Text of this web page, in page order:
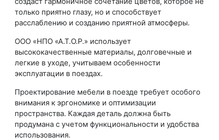
только приятно глазу, но и способствует
расслаблению и созданию приятной атмосферы.
ООО «НПО «А.Т.О.Р.» использует
высококачественные материалы, долговечные и
легкие в уходе, учитываем особенности
эксплуатации в поездах.
Проектирование мебели в поезде требует особого
внимания к эргономике и оптимизации
пространства. Каждая деталь должна быть
продумана с учетом функциональности и удобства
использования.